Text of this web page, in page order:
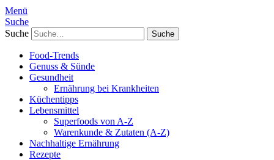
Menü
Suche
Suche
Food-Trends
Genuss & Sünde
Gesundheit
Ernährung bei Krankheiten
Küchentipps
Lebensmittel
Superfoods von A-Z
Warenkunde & Zutaten (A-Z)
Nachhaltige Ernährung
Rezepte